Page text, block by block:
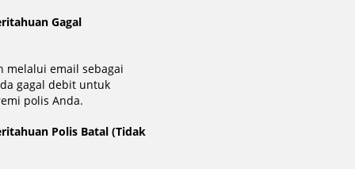
Gagal
melalui email sebagai
gagal debit untuk
polis Anda.
Polis Batal (Tidak